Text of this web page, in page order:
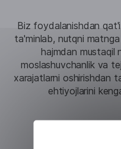
Biz foydalanishdan
ta'minlab, nutqni
hajmdan mustaqil
moslashuvchanlik va
xarajatlarni oshirishdan
ehtiyojlarini